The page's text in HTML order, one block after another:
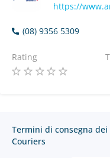
https://
(08) 9356 5309
Rating
Termini di consegna dei
Couriers